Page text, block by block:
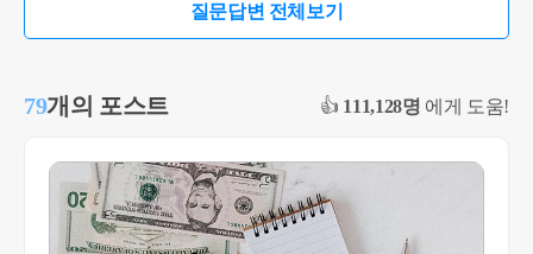
지 못한 경우, 나머지 세대원이 거주한 경우 거주 요
의 요건에 맞는다면, 비과세는 가능할 것으로 보입
를 총체적으로 검토해야 하는 점 참고 부탁드립니
다. 추가적인 문의 사항 있으시면 언제든 연락주세
요 감사합니다. 최혜경세무사 010-4012-0152
질문답변 전체보기
79개의 포스트 👍 111,128명 에게 도움!